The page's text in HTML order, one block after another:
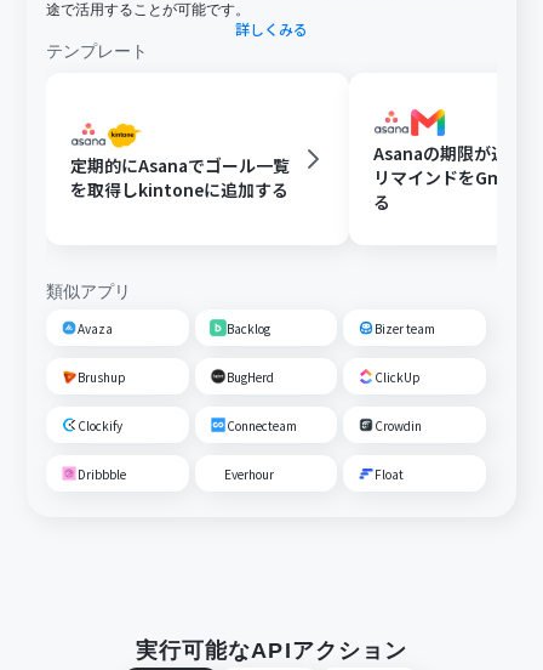
途で活用することが可能です。
詳しくみる
テンプレート
定期的にAsanaでゴール一覧
を取得しkintoneに追加する
Asanaの期限が近い
リマインドをGmail
る
類似アプリ
Avaza Backlog Bizer team
Brushup BugHerd ClickUp
Clockify Connecteam Crowdin
Dribbble Everhour Float
実行可能なAPIアクション